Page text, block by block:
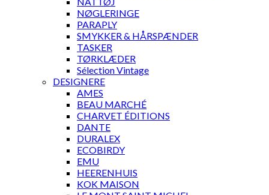
NØGLERINGE
PARAPLY
SMYKKER & HÅRSPÆNDER
TASKER
TØRKLÆDER
Sélection Vintage
DESIGNERE
AMES
BEAU MARCHÉ
CHARVET ÉDITIONS
DANTE
DURALEX
ECOBIRDY
EMU
HEERENHUIS
KOK MAISON